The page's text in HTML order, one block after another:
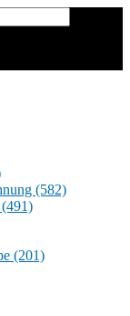
(582)
(491)
(201)